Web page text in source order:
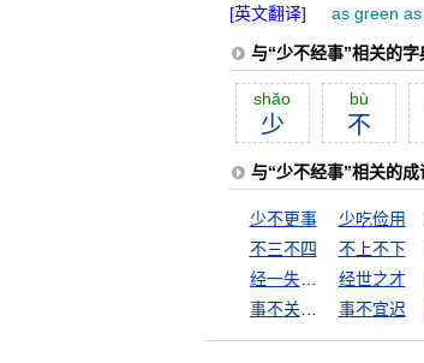
[英文翻译]
as green
与“少不经事”相关的字
shăo
少
bù
不
与“少不经事”相关的成
少不更事 少吃俭用
不三不四
不上不下
经一失，长一智
经世之才
事不宜迟